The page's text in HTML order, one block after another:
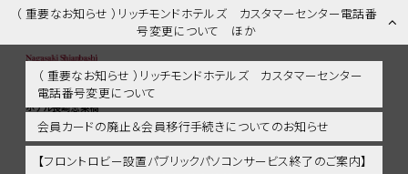
（ 重要なお知らせ ）リッチモンドホテルズ カスタマーセンター電話番
号変更について ほか
（ 重要なお知らせ ）リッチモンドホテルズ カスタマーセンター
電話番号変更について
会員カードの廃止＆会員移行手続きについてのお知らせ
【フロントロビー設置パブリックパソコンサービス終了のご案内】
スタッフブログ | 長崎市内・観光・グルメに好アクセス！リッチモンド
ホテル長崎思案橋